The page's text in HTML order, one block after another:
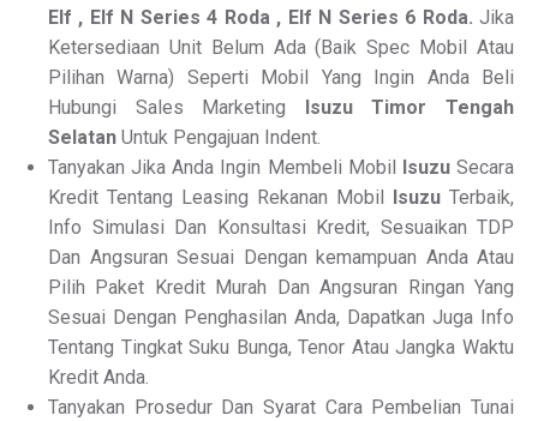
Elf , Elf N Series 4 Roda , Elf N Series 6 Roda. Jika
Ketersediaan Unit Belum Ada (Baik Spec Mobil Atau
Pilihan Warna) Seperti Mobil Yang Ingin Anda Beli
Hubungi Sales Marketing Isuzu Timor Tengah
Selatan Untuk Pengajuan Indent.
Tanyakan Jika Anda Ingin Membeli Mobil IsuzuSecara
Kredit Tentang Leasing Rekanan Mobil Isuzu Terbaik,
Info Simulasi Dan Konsultasi Kredit, Sesuaikan TDP
Dan Angsuran Sesuai Dengan kemampuan Anda Atau
Pilih Paket Kredit Murah Dan Angsuran Ringan Yang
Sesuai Dengan Penghasilan Anda, Dapatkan Juga Info
Tentang Tingkat Suku Bunga, Tenor Atau Jangka Waktu
Kredit Anda.
Tanyakan Prosedur Dan Syarat Cara Pembelian Tunai